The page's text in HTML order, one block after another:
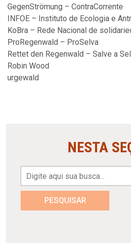
GegenStrömung – ContraCorrente
INFOE – Instituto de Ecologia e
KoBra – Rede Nacional de
ProRegenwald – ProSelva
Rettet den Regenwald – Salve a
Robin Wood
urgewald
NESTA
PESQUISAR